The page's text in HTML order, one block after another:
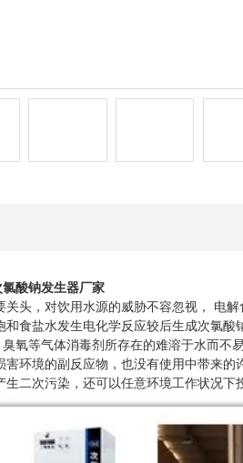
酸钠发生器厂家
，对饮用水源的威胁不容忽视， 电解
和食盐水发生电化学反应较后生成次氯
氧等气体消毒剂所存在的难溶于水而不
害环境的副反应物，也没有使用中带来
二次污染，还可以任意环境工作状况下